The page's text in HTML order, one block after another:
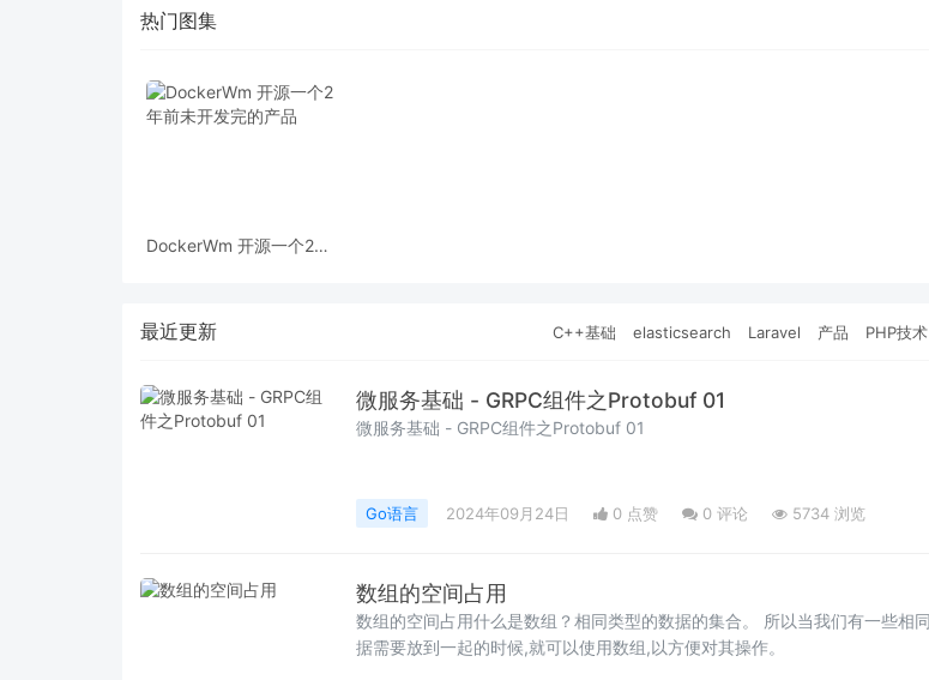
热门图集
DockerWm 开源一个2年
最近更新 C++基础 elasticsearch Laravel 产品 PHP技术
微服务基础 - GRPC组件之Protobuf 01
微服务基础 - GRPC组件之Protobuf 01
Go语言 2024年09月24日 0 点赞 0 评论 5734 浏览
数组的空间占用
数组的空间占用什么是数组？相同类型的数据的集合。 所以当我们有一些相同类型的数
据需要放到一起的时候,就可以使用数组,以方便对其操作。